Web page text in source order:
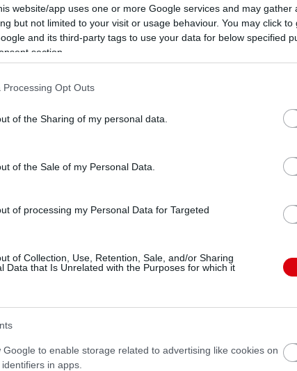
website/app uses one or more Google services and may gather
but not limited to your visit or usage behaviour. You may click to
and its third-party tags to use your data for below specified
section.
Processing Opt Outs
of the Sharing of my personal data.
of the Sale of my Personal Data.
of processing my Personal Data for Targeted
of Collection, Use, Retention, Sale, and/or Sharing
Data that Is Unrelated with the Purposes for which it
Google to enable storage related to advertising like cookies on
in apps.
is!
és iOS-re
működését!